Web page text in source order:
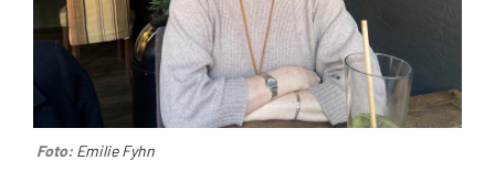
Foto: Emilie Fyhn